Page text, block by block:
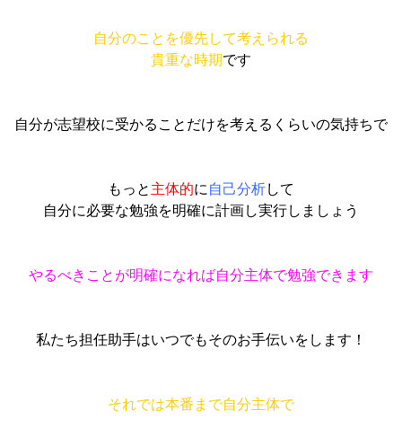
自分のことを優先して考えられる
貴重な時期です
自分が志望校に受かることだけを考えるくらいの気持ちで
もっと 主体的に 自己分析して
自分に必要な勉強を明確に計画し実行しましょう
やるべきことが明確になれば自分主体で勉強できます
私たち担任助手はいつでもそのお手伝いをします！
それでは本番まで自分主体で